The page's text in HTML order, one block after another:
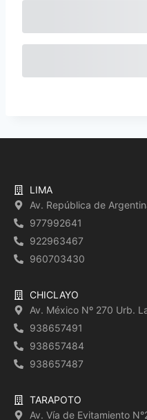
LIMA
Av. República de
977992641
922963467
960703430
CHICLAYO
Av. México Nº 270 Urb.
938657491
938657484
938657487
TARAPOTO
Av. Vía de Evitamiento